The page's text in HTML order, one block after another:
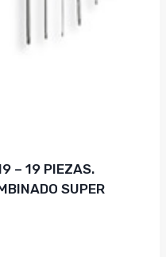
– 19 PIEZAS.
SUPER